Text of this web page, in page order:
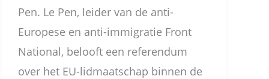
Pen. Le Pen, leider van de anti-
Europese en anti-immigratie Front
National, belooft een referendum
over het EU-lidmaatschap binnen de